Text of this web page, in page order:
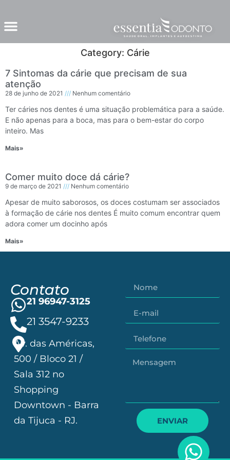
Category: Cárie
7 Sintomas da cárie que precisam de sua
atenção
28 de junho de 2021 Nenhum comentário
Ter cáries nos dentes é uma situação problemática para a saúde.
E não apenas para a boca, mas para o bem-estar do corpo
inteiro. Mas
Mais»
Comer muito doce dá cárie?
9 de março de 2021 Nenhum comentário
Apesar de muito saborosos, os doces costumam ser associados
à formação de cárie nos dentes É muito comum encontrar quem
adora comer um docinho após
Mais»
Contato
21 96947-3125
21 3547-9233
Av. das Américas,
500 / Bloco 21 /
Sala 312 no
Shopping
Downtown - Barra
da Tijuca - RJ.
ENVIAR